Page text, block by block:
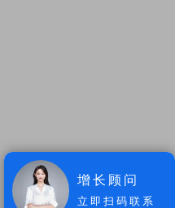
增长顾问
立即扫码联系